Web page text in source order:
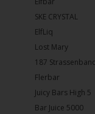
SKE CRYSTAL
ElfLiq
Lost Mary
187
Flerbar
Juicy Bars High 5
Bar Juice 5000